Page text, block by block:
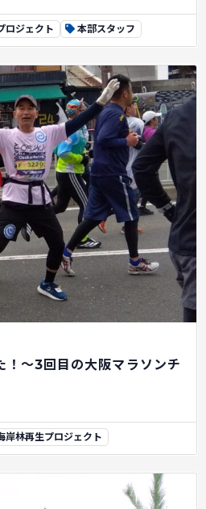
ロジェクト 本部スタッフ
！～3回目の大阪マラソンチ
岸林再生プロジェクト